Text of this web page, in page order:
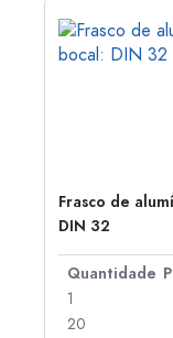
Frasco de
DIN 32
Quantidade
1
20